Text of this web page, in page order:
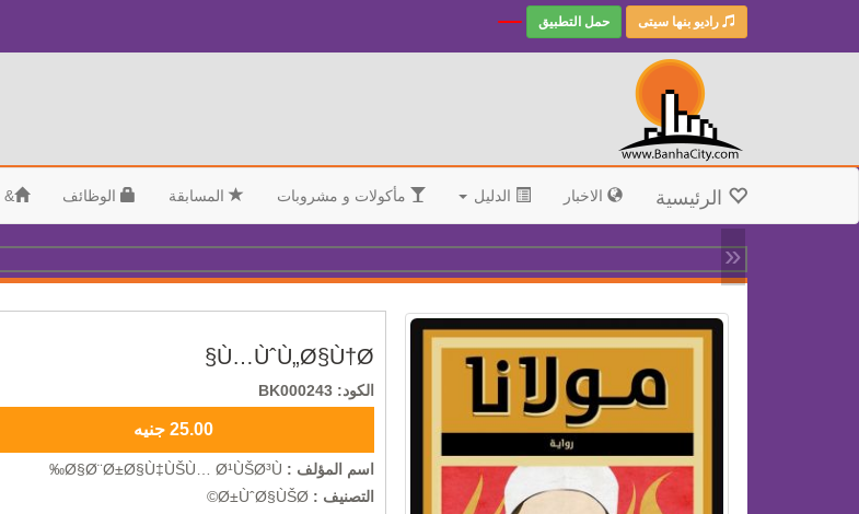
راديو بنها سيتى حمل التطبيق
الرئيسية الاخبار الدليل مأكولات و مشروبات المسابقة الوظائف &
«
Ù…ÙˆÙ„Ø§Ù†Ø§
الكود: BK000243
25.00 جنيه
اسم المؤلف :
التصنيف :